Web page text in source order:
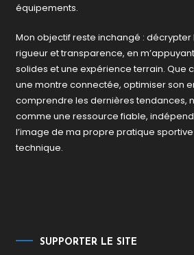
équipements.
Mon objectif reste inchangé : décrypter
rigueur et transparence, en
solides et une expérience terrain. Que
une montre connectée, optimiser son
comprendre les dernières tendances,
comme une ressource fiable,
l’image de ma propre pratique
technique.
SUPPORTER LE SITE